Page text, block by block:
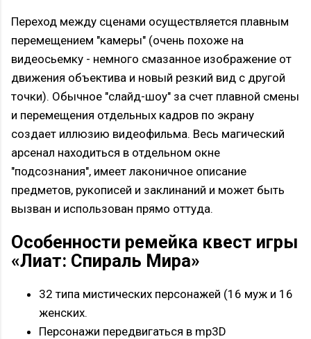
Переход между сценами осуществляется плавным
перемещением "камеры" (очень похоже на
видеосьемку - немного смазанное изображение от
движения объектива и новый резкий вид с другой
точки). Обычное "слайд-шоу" за счет плавной смены
и перемещения отдельных кадров по экрану
создает иллюзию видеофильма. Весь магический
арсенал находиться в отдельном окне
"подсознания", имеет лаконичное описание
предметов, рукописей и заклинаний и может быть
вызван и использован прямо оттуда.
Особенности ремейка квест игры
«Лиат: Спираль Мира»
32 типа мистических персонажей (16 муж и 16
женских.
Персонажи передвигаться в mp3D